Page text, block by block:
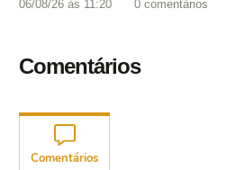
06/08/26 às 11:20 0 comentários
Comentários